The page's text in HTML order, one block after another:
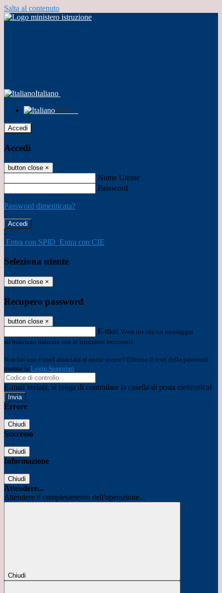
Salta al contenuto
Italiano
Italiano
Accedi
Accedi
button close ×
Nome Utente
Password
Password dimenticata?
-
Entra con SPID Entra con CIE
Seleziona utente
button close ×
Recupero password
button close ×
E-mail Verrà inviato un messaggio
all'indirizzo indicato con le istruzioni necessarie.
Non hai una e-mail associata al nome utente? Effettua il reset della password
tramite la Login Spaggiari
E-mail inviata, si prega di controllare la casella di posta elettronica!
Errore
Chiudi
Successo
Chiudi
Informazione
Chiudi
Attendere...
Attendere il completamento dell'operazione...
Chiudi